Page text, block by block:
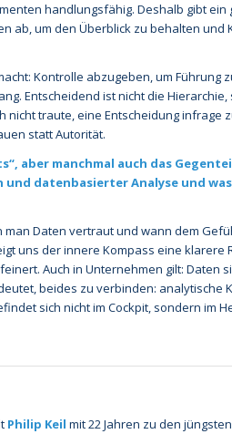
handlungsfähig. Deshalb gibt
ab, um den Überblick zu behalten und
Kontrolle abzugeben, um Führung
Entscheidend ist nicht die
nicht traute, eine Entscheidung infrage
statt Autorität.
aber manchmal auch das
und datenbasierter Analyse und
man Daten vertraut und wann dem
uns der innere Kompass eine klarere
Auch in Unternehmen gilt: Daten
beides zu verbinden: analytische
sich nicht im Cockpit, sondern im
Philip Keil mit 22 Jahren zu den